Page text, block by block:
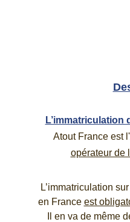
Atout France est
opérateur de
L’immatriculation
en France est
Il en va de même